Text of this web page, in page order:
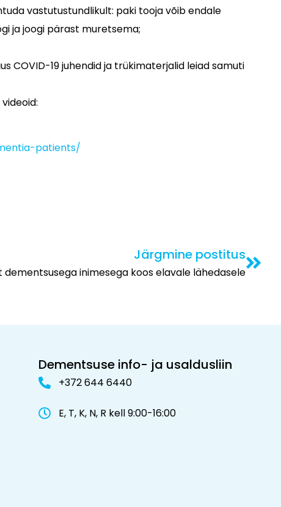
vastutustundlikult: paki tooja võib endale
ja joogi pärast muretsema;
COVID-19 juhendid ja trükimaterjalid leiad samuti
patients/
Järgmine postitus
dementsusega inimesega koos elavale lähedasele
Dementsuse info- ja usaldusliin
+372 644 6440
E, T, K, N, R kell 9:00-16:00